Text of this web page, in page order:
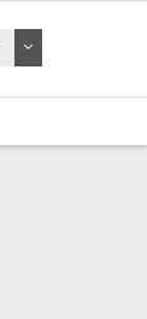
トグルドロップ